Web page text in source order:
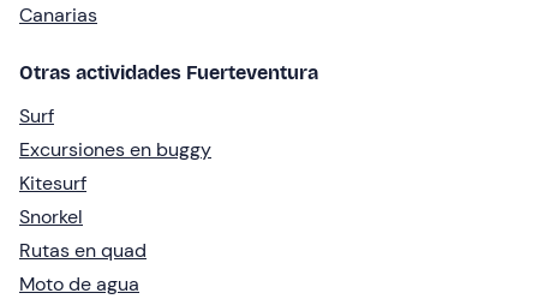
Canarias
Otras actividades Fuerteventura
Surf
Excursiones en buggy
Kitesurf
Snorkel
Rutas en quad
Moto de agua